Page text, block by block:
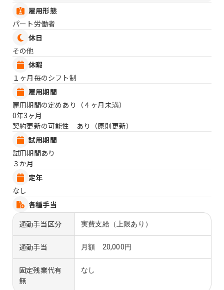
雇用形態
パート労働者
休日
その他
休暇
１ヶ月毎のシフト制
雇用期間
雇用期間の定めあり（４ヶ月未満）
0年3ヶ月
契約更新の可能性 あり（原則更新）
試用期間
試用期間あり
３か月
定年
なし
各種手当
通勤手当区分
実費支給（上限あり）
通勤手当 月額 20,000円
固定残業代有
無
なし